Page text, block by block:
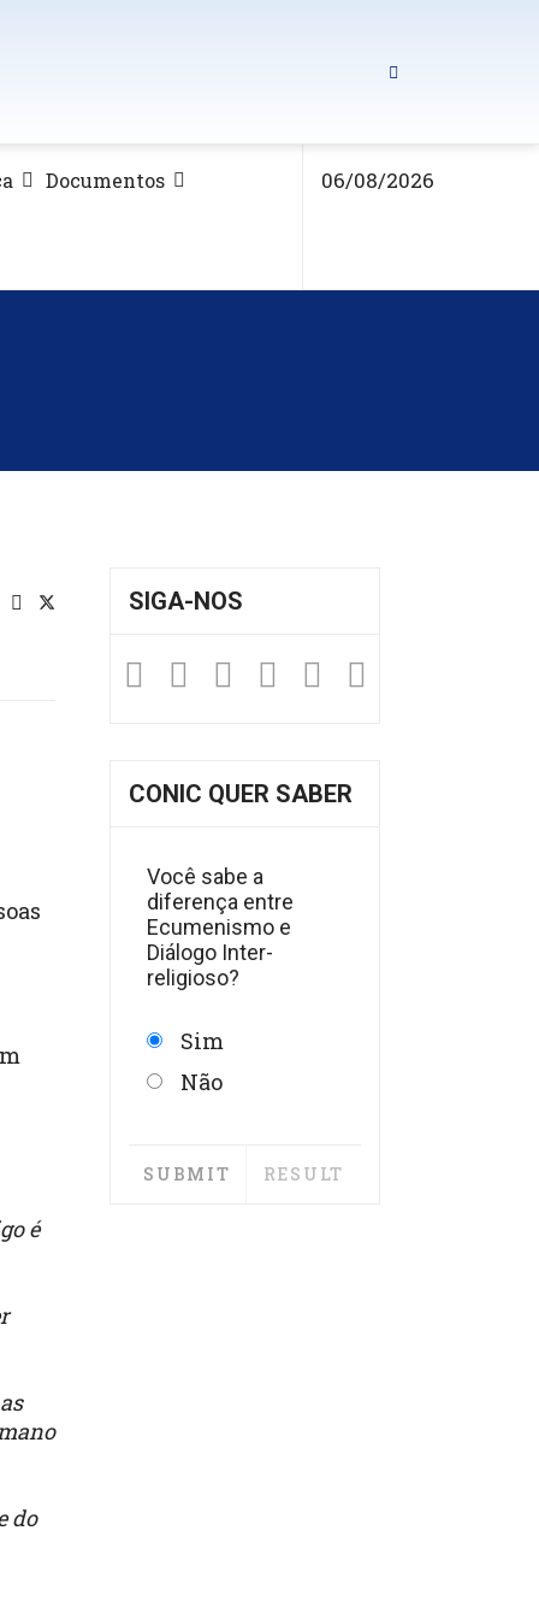
Documentos 06/08/2026
é
do
SIGA-NOS
Facebook
Twitter
Instagram
YouTube
Fickr
CONIC QUER SABER
Você sabe a
diferença entre
Ecumenismo e
Diálogo Inter-
religioso?
Sim
Não